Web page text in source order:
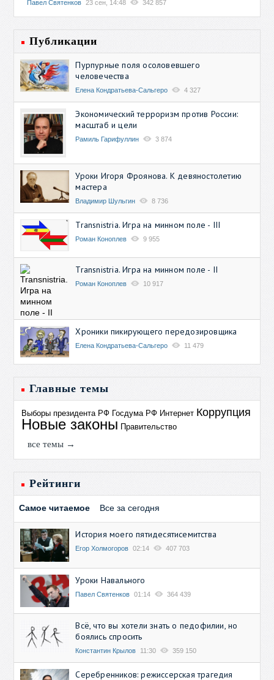
Павел Святенков 23 сен, 14:48 342 857
Публикации
Пурпурные поля осоловевшего
человечества
Елена Кондратьева-Сальгеро 4 327
Экономический терроризм против России:
масштаб и цели
Рамиль Гарифуллин 3 874
Уроки Игоря Фроянова. К девяностолетию
мастера
Владимир Шульгин 8 736
Transnistria. Игра на минном поле - III
Роман Коноплев 9 955
Transnistria. Игра на минном поле - II
Роман Коноплев 10 917
Хроники пикирующего передозировщика
Елена Кондратьева-Сальгеро 11 479
Главные темы
Выборы президента РФ Госдума РФ Интернет Коррупция
Новые законы Правительство
все темы →
Рейтинги
Самое читаемое Все за сегодня
История моего пятидесятисемитства
Егор Холмогоров 02:14 407 703
Уроки Навального
Павел Святенков 01:14 364 439
Всё, что вы хотели знать о педофилии, но
боялись спросить
Константин Крылов 11:30 359 150
Серебренников: режиссерская трагедия